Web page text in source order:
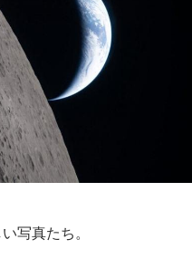
写真たち。